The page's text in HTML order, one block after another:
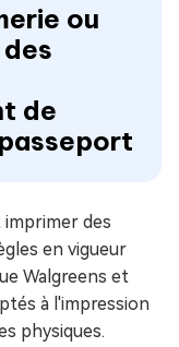
ou
de
des
en vigueur
Walgreens et
à l'impression
physiques.